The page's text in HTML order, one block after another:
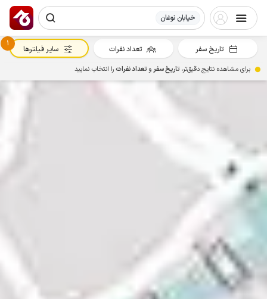
خیابان نوغان
تاریخ سفر تعداد نفرات
1
سایر فیلترها
برای مشاهده نتایج دقیق‌تر، تاریخ سفرو تعداد نفراترا انتخاب نمایید